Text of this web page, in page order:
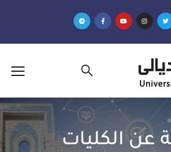
عن الكليات